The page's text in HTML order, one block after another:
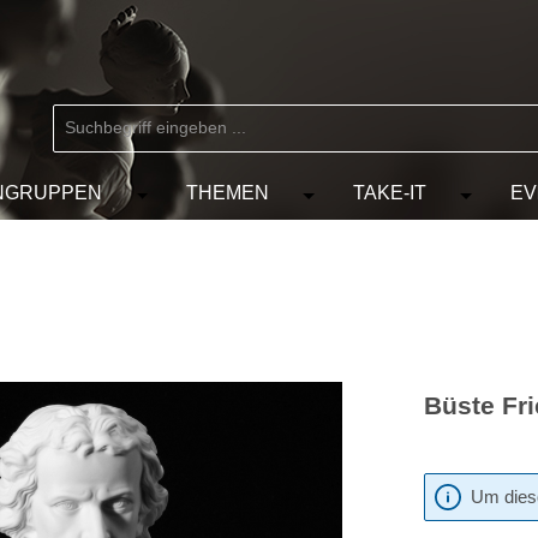
Kategorie MARKEN
das Dropdown der Kategorie KÜNSTLER
Öffne oder Schließe das Dropdown der
THEMEN Öffne oder Schließe das
TAKE-IT Öffne
Büste
Um